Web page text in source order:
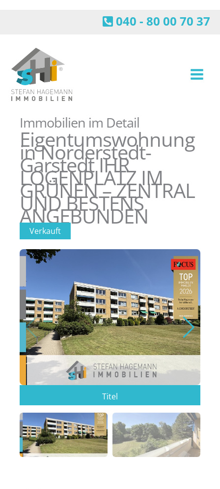
040 - 80 00 70 37
Immobilien im Detail
Eigentumswohnung
in Norderstedt-
Garstedt IHR
LOGENPLATZ IM
GRÜNEN – ZENTRAL
UND BESTENS
ANGEBUNDEN
Verkauft
Titel